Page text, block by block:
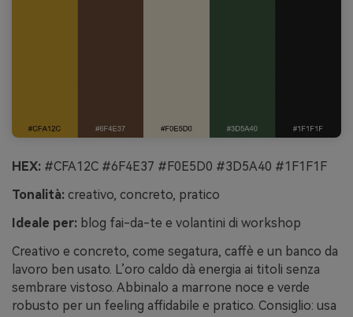
HEX: #CFA12C #6F4E37 #F0E5D0 #3D5A40 #1F1F1F
Tonalità: creativo, concreto, pratico
Ideale per: blog fai-da-te e volantini di workshop
Creativo e concreto, come segatura, caffè e un banco da
lavoro ben usato. L’oro caldo dà energia ai titoli senza
sembrare vistoso. Abbinalo a marrone noce e verde
robusto per un feeling affidabile e pratico. Consiglio: usa